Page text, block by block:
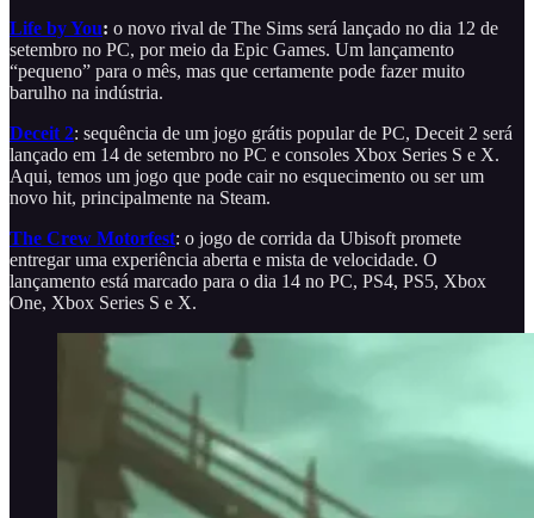
Life by You: o novo rival de The Sims será lançado no dia 12 de
setembro no PC, por meio da Epic Games. Um lançamento
“pequeno” para o mês, mas que certamente pode fazer muito
barulho na indústria.
Deceit 2: sequência de um jogo grátis popular de PC, Deceit 2 será
lançado em 14 de setembro no PC e consoles Xbox Series S e X.
Aqui, temos um jogo que pode cair no esquecimento ou ser um
novo hit, principalmente na Steam.
The Crew Motorfest: o jogo de corrida da Ubisoft promete
entregar uma experiência aberta e mista de velocidade. O
lançamento está marcado para o dia 14 no PC, PS4, PS5, Xbox
One, Xbox Series S e X.